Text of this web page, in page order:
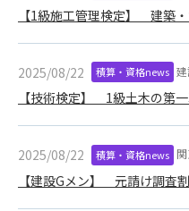
【1級施工管理検定】 建築
2025/08/22 積算・資格news
【技術検定】 1級土木の第
2025/08/22 積算・資格news
【建設Gメン】 元請け調査
恐れのあるものは、会員の
1. 管理者は、会員が本サー
生じた一切の損害に対して
いものとします。